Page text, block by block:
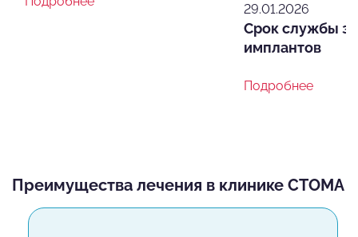
29.01.2026
Срок службы
имплантов
Подробнее
Преимущества лечения в клинике СТОМА